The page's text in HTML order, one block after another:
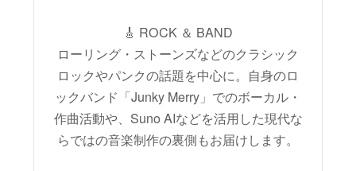
🎸 ROCK ＆ BAND
ローリング・ストーンズなどのクラシック
ロックやパンクの話題を中心に。自身のロ
ックバンド「Junky Merry」でのボーカル・
作曲活動や、Suno AIなどを活用した現代な
らではの音楽制作の裏側もお届けします。